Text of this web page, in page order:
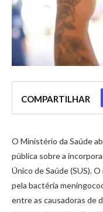
COMPARTILHAR
O Ministério da Saúde
pública sobre a
Único de Saúde (SUS).
pela bactéria
entre as causadoras de